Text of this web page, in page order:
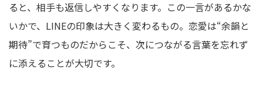
ると、相手も返信しやすくなります。この一言があるかな
いかで、LINEの印象は大きく変わるもの。恋愛は“余韻と
期待”で育つものだからこそ、次につながる言葉を忘れず
に添えることが大切です。